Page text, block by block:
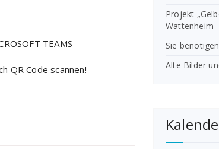
TEAMS
QR Code scannen!
Projekt
Wattenheim
Sie
Alte Bilder